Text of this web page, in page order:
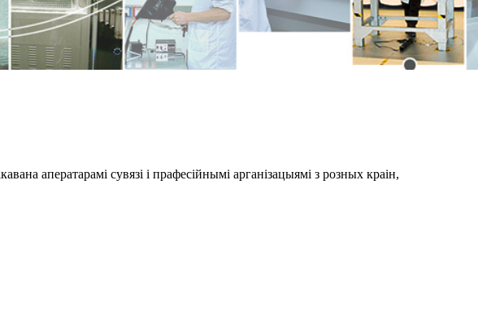
аператарамі сувязі і прафесійнымі арганізацыямі з розных краін,